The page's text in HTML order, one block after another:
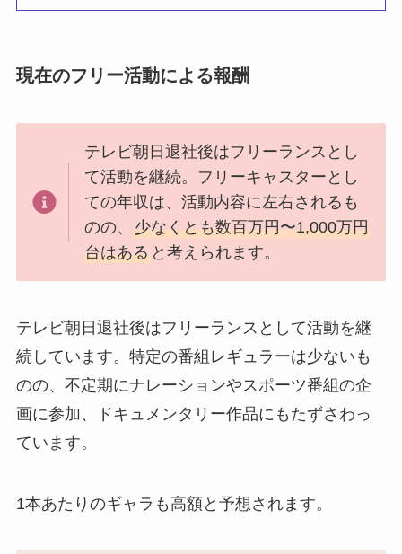
現在のフリー活動による報酬
テレビ朝日退社後はフリーランスとし
て活動を継続。フリーキャスターとし
ての年収は、活動内容に左右されるも
のの、
少なくとも数百万円〜1,000万円
台はある と考えられます。
テレビ朝日退社後はフリーランスとして活動を継
続しています。特定の番組レギュラーは少ないも
のの、不定期にナレーションやスポーツ番組の企
画に参加、ドキュメンタリー作品にもたずさわっ
ています。
1本あたりのギャラも高額と予想されます。